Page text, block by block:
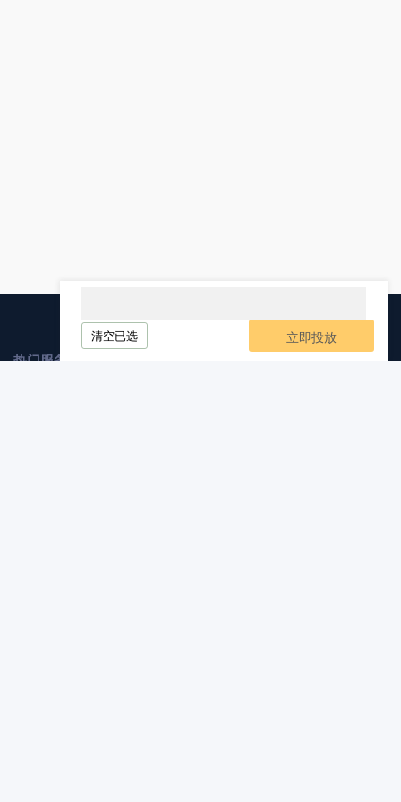
清空已选 立即投放
热门服务